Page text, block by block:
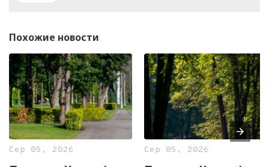
Похожие новости
Сер 05, 2026 Сер 05, 2026